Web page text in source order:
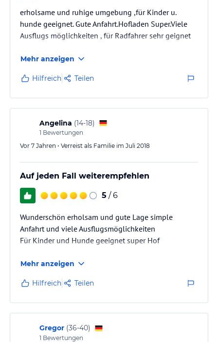
erholsame und ruhige umgebung ,für Kinder u.
hunde geeignet. Gute Anfahrt.Hofladen Super.Viele
Ausflugs möglichkeiten , für Radfahrer sehr geignet
Mehr anzeigen
Hilfreich Teilen
Angelina (14-18)
1 Bewertungen
Vor 7 Jahren • Verreist als Familie im Juli 2018
Auf jeden Fall weiterempfehlen
5 / 6
Wunderschön erholsam und gute Lage simple
Anfahrt und viele Ausflugsmöglichkeiten
Für Kinder und Hunde geeignet super Hof
Mehr anzeigen
Hilfreich Teilen
Gregor (36-40)
1 Bewertungen